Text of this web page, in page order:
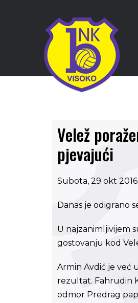
Velež
pjevajući
Subota, 29 okt 2016
Danas je odigrano
U najzanimljivijem
gostovanju kod
Armin Avdić je već
rezultat. Fahrudin
odmor Predrag